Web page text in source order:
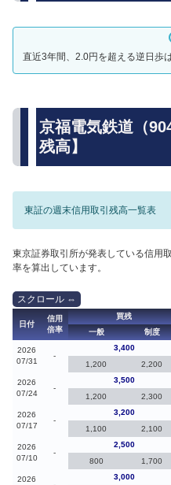
直近3年間、2.0円を超える逆日歩
京福電気鉄道（
残高】
東証の週末信用取引残高一覧表
東京証券取引所が発表している信用
率を算出しています。
日付
信用
倍率
買残
一般
制度
2026
07/31
-
3,400
1,200
2,200
2026
07/24
-
3,500
1,200
2,300
2026
07/17
-
3,200
1,100
2,100
2026
07/10
-
2,500
800
1,700
2026
3,000